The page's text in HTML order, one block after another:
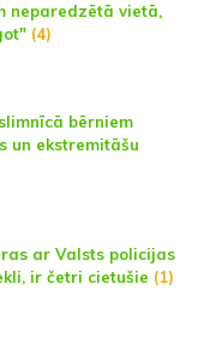
neparedzētā vietā,
(4)
bērniem
un ekstremitāšu
ar Valsts policijas
ir četri cietušie (1)